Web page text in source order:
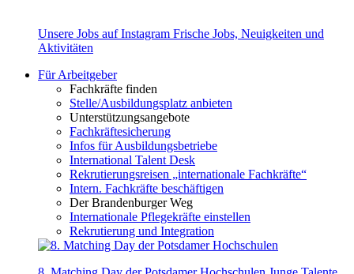
Unsere Jobs auf Instagram Frische Jobs, Neuigkeiten und
Aktivitäten
Für Arbeitgeber
Fachkräfte finden
Stelle/Ausbildungsplatz anbieten
Unterstützungsangebote
Fachkräftesicherung
Infos für Ausbildungsbetriebe
International Talent Desk
Rekrutierungsreisen „internationale Fachkräfte“
Intern. Fachkräfte beschäftigen
Der Brandenburger Weg
Internationale Pflegekräfte einstellen
Rekrutierung und Integration